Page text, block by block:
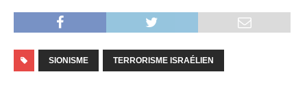
SIONISME TERRORISME ISRAÉLIEN